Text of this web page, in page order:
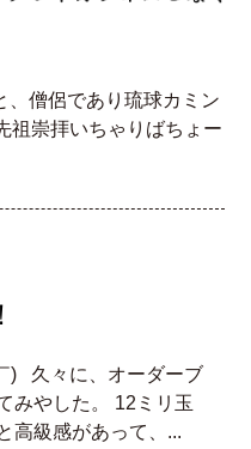
、僧侶であり琉球カミン
祖崇拝いちゃりばちょー
) 久々に、オーダーブ
みやした。 12ミリ玉
高級感があって、...